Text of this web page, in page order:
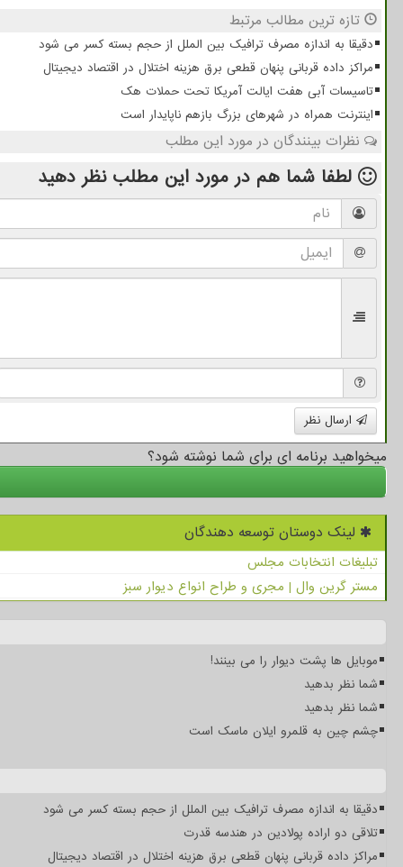
تازه ترین مطالب مرتبط
دقیقا به اندازه مصرف ترافیک بین الملل از حجم بسته کسر می شود
مراکز داده قربانی پنهان قطعی برق هزینه اختلال در اقتصاد دیجیتال
تاسیسات آبی هفت ایالت آمریکا تحت حملات هک
اینترنت همراه در شهرهای بزرگ بازهم ناپایدار است
نظرات بینندگان در مورد این مطلب
لطفا شما هم در مورد این مطلب نظر دهید
ارسال نظر
میخواهید برنامه ای برای شما نوشته شود؟
لینک دوستان توسعه دهندگان
تبلیغات انتخابات مجلس
مستر گرین وال | مجری و طراح انواع دیوار سبز
موبایل ها پشت دیوار را می بینند!
شما نظر بدهید
شما نظر بدهید
چشم چین به قلمرو ایلان ماسک است
دقیقا به اندازه مصرف ترافیک بین الملل از حجم بسته کسر می شود
تلاقی دو اراده پولادین در هندسه قدرت
مراکز داده قربانی پنهان قطعی برق هزینه اختلال در اقتصاد دیجیتال